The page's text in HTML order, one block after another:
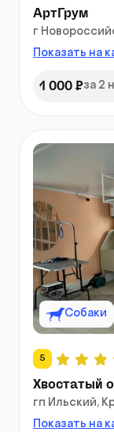
АртГрум
г
Показать на
1 000 ₽за 2
Собаки
5
Хвостатый
гп Ильский,
Показать на